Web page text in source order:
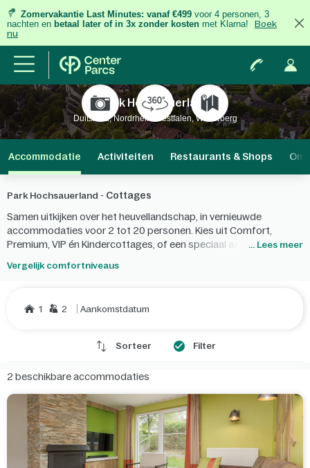
Zomervakantie Last Minutes: vanaf €499 voor 4 personen, 3
nachten en betaal later of in 3x zonder kosten met Klarna!
Boek
nu
Park Hochsauerland
Duitsland, Nordrhein-Westfalen, Winterberg
Accommodatie Activiteiten Restaurants & Shops
Park Hochsauerland - Cottages
Samen uitkijken over het heuvellandschap, in vernieuwde
accommodaties voor 2 tot 20 personen. Kies uit Comfort,
Premium, VIP én Kindercottages, of een speciaal aangepaste
in een vernieuwde hotelkamer?
... Lees meer
Vergelijk comfortniveaus
1 2 Aankomstdatum
Sorteer Filter
2 beschikbare accommodaties